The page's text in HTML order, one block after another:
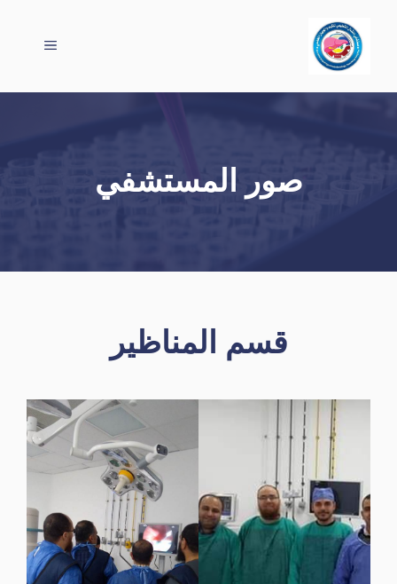
المحتوى
القائمة
صور المستشفي
قسم المناظير